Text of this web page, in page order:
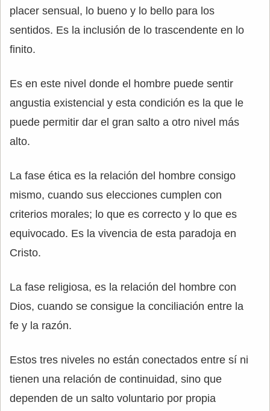
placer sensual, lo bueno y lo bello para los
sentidos. Es la inclusión de lo trascendente en lo
finito.
Es en este nivel donde el hombre puede sentir
angustia existencial y esta condición es la que le
puede permitir dar el gran salto a otro nivel más
alto.
La fase ética es la relación del hombre consigo
mismo, cuando sus elecciones cumplen con
criterios morales; lo que es correcto y lo que es
equivocado. Es la vivencia de esta paradoja en
Cristo.
La fase religiosa, es la relación del hombre con
Dios, cuando se consigue la conciliación entre la
fe y la razón.
Estos tres niveles no están conectados entre sí ni
tienen una relación de continuidad, sino que
dependen de un salto voluntario por propia